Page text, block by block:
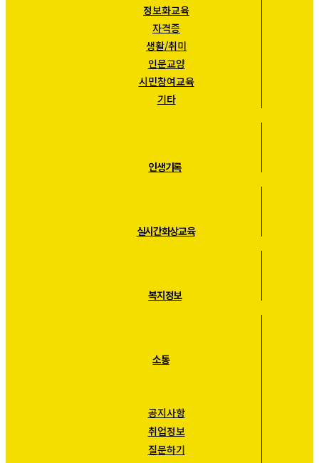
정보화교육
자격증
생활/취미
인문교양
시민참여교육
기타
인생기록
실시간화상교육
복지정보
소통
공지사항
취업정보
질문하기